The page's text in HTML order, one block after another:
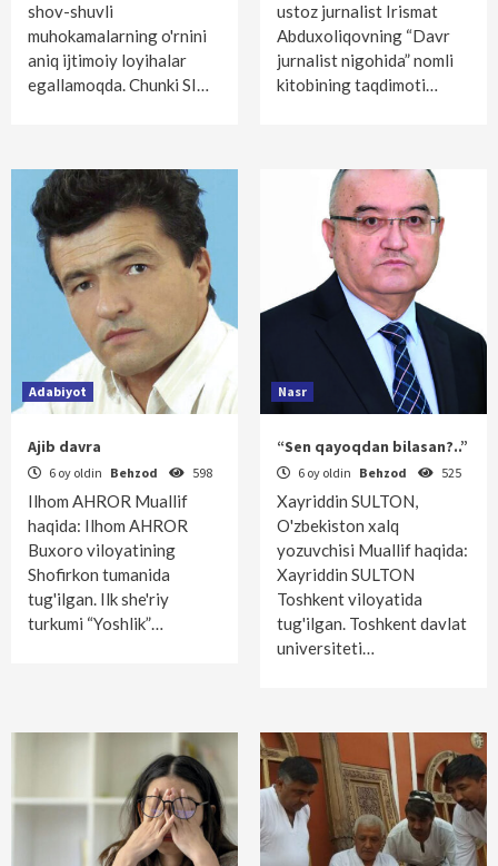
shov-shuvli
muhokamalarning o'rnini
aniq ijtimoiy loyihalar
egallamoqda. Chunki SI…
ustoz jurnalist Irismat
Abduxoliqovning “Davr
jurnalist nigohida” nomli
kitobining taqdimoti…
Adabiyot
Ajib davra
6 oy oldin Behzod 598
Ilhom AHROR Muallif
haqida: Ilhom AHROR
Buxoro viloyatining
Shofirkon tumanida
tug'ilgan. Ilk she'riy
turkumi “Yoshlik”…
Nasr
“Sen qayoqdan bilasan?..”
6 oy oldin Behzod 525
Xayriddin SULTON,
O'zbekiston xalq
yozuvchisi Muallif haqida:
Xayriddin SULTON
Toshkent viloyatida
tug'ilgan. Toshkent davlat
universiteti…